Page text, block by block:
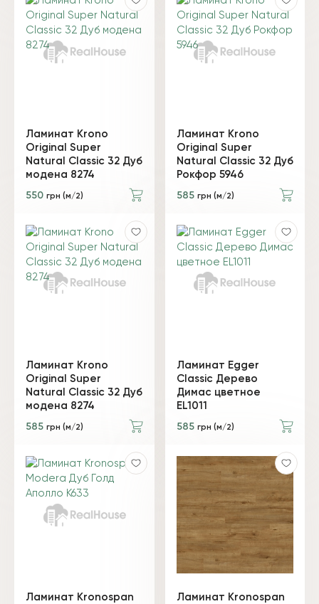
Ламинат Krono
Original Super
Natural Classic 32 Дуб
модена 8274
550 грн (м/2)
Ламинат Krono
Original Super
Natural Classic 32 Дуб
Рокфор 5946
585 грн (м/2)
Ламинат Krono
Original Super
Natural Classic 32 Дуб
модена 8274
585 грн (м/2)
Ламинат Egger
Classic Дерево
Димас цветное
EL1011
585 грн (м/2)
Ламинат Kronospan
Ламинат Kronospan